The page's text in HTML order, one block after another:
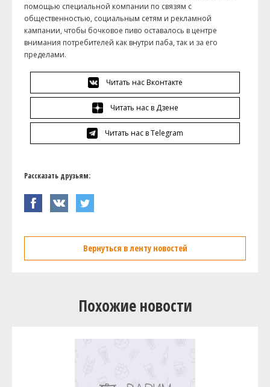
помощью специальной компании по связям с
общественностью, социальным сетям и рекламной
кампании, чтобы бочковое пиво оставалось в центре
внимания потребителей как внутри паба, так и за его
пределами.
Читать нас Вконтакте
Читать нас в Дзене
Читать нас в Telegram
Рассказать друзьям:
Вернуться в ленту новостей
Похожие новости